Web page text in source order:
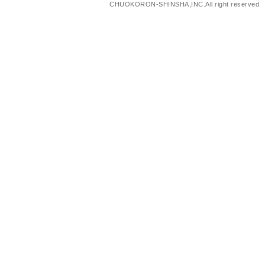
CHUOKORON-SHINSHA,INC.All right reserved